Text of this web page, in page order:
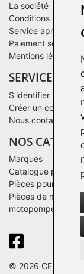
La société
Conditions
Service après-
Paiement sécurisé
Mentions légales
SERVICE
S'identifier
Créer un compte
Nous contacter
NOS
Marques
Catalogue par
Pièces pour un
Pièces de moteurs
motopompes
© 2026 CENTRAL